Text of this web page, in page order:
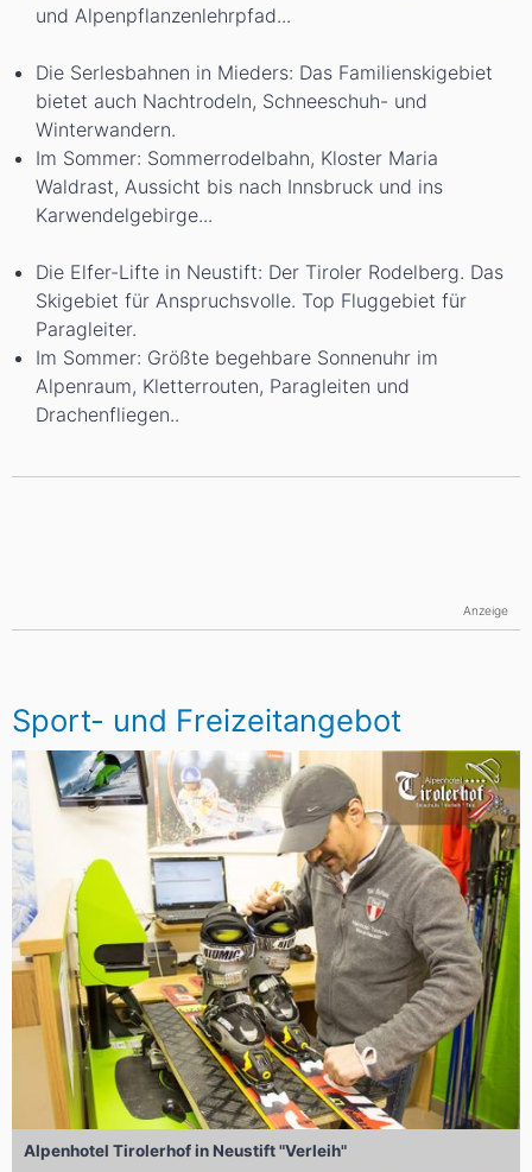
und Alpenpflanzenlehrpfad...
Die Serlesbahnen in Mieders: Das Familienskigebiet
bietet auch Nachtrodeln, Schneeschuh- und
Winterwandern.
Im Sommer: Sommerrodelbahn, Kloster Maria
Waldrast, Aussicht bis nach Innsbruck und ins
Karwendelgebirge...
Die Elfer-Lifte in Neustift: Der Tiroler Rodelberg. Das
Skigebiet für Anspruchsvolle. Top Fluggebiet für
Paragleiter.
Im Sommer: Größte begehbare Sonnenuhr im
Alpenraum, Kletterrouten, Paragleiten und
Drachenfliegen..
Anzeige
Sport- und Freizeitangebot
Alpenhotel Tirolerhof in Neustift "Verleih"